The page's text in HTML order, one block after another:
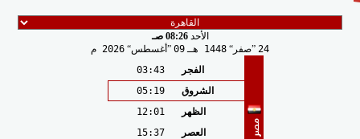
الأحد08:26 صـ
24
صفر 1448 هـ 09 أغسطس 2026 م
مصر
الفجر
03:43
الشروق
05:19
الظهر
12:01
العصر
15:37